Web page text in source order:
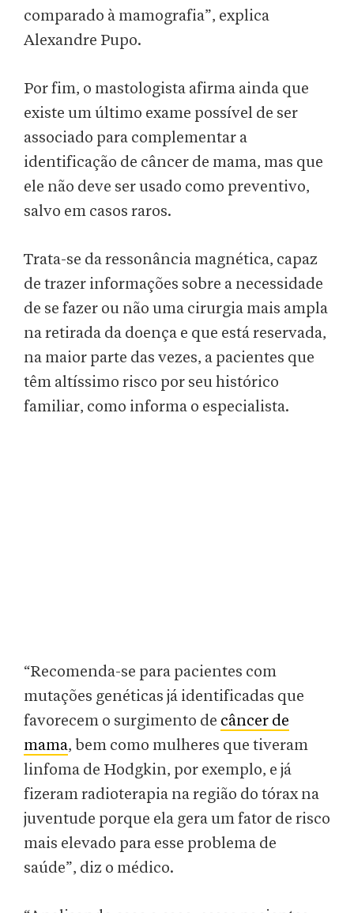
comparado à mamografia”, explica
Alexandre Pupo.
Por fim, o mastologista afirma ainda que
existe um último exame possível de ser
associado para complementar a
identificação de câncer de mama, mas que
ele não deve ser usado como preventivo,
salvo em casos raros.
Trata-se da ressonância magnética, capaz
de trazer informações sobre a necessidade
de se fazer ou não uma cirurgia mais ampla
na retirada da doença e que está reservada,
na maior parte das vezes, a pacientes que
têm altíssimo risco por seu histórico
familiar, como informa o especialista.
“Recomenda-se para pacientes com
mutações genéticas já identificadas que
favorecem o surgimento de câncer de
mama, bem como mulheres que tiveram
linfoma de Hodgkin, por exemplo, e já
fizeram radioterapia na região do tórax na
juventude porque ela gera um fator de risco
mais elevado para esse problema de
saúde”, diz o médico.